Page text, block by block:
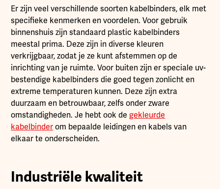
Er zijn veel verschillende soorten kabelbinders, elk met
specifieke kenmerken en voordelen. Voor gebruik
binnenshuis zijn standaard plastic kabelbinders
meestal prima. Deze zijn in diverse kleuren
verkrijgbaar, zodat je ze kunt afstemmen op de
inrichting van je ruimte. Voor buiten zijn er speciale uv-
bestendige kabelbinders die goed tegen zonlicht en
extreme temperaturen kunnen. Deze zijn extra
duurzaam en betrouwbaar, zelfs onder zware
omstandigheden. Je hebt ook degekleurde
kabelbinder om bepaalde leidingen en kabels van
elkaar te onderscheiden.
Industriële kwaliteit